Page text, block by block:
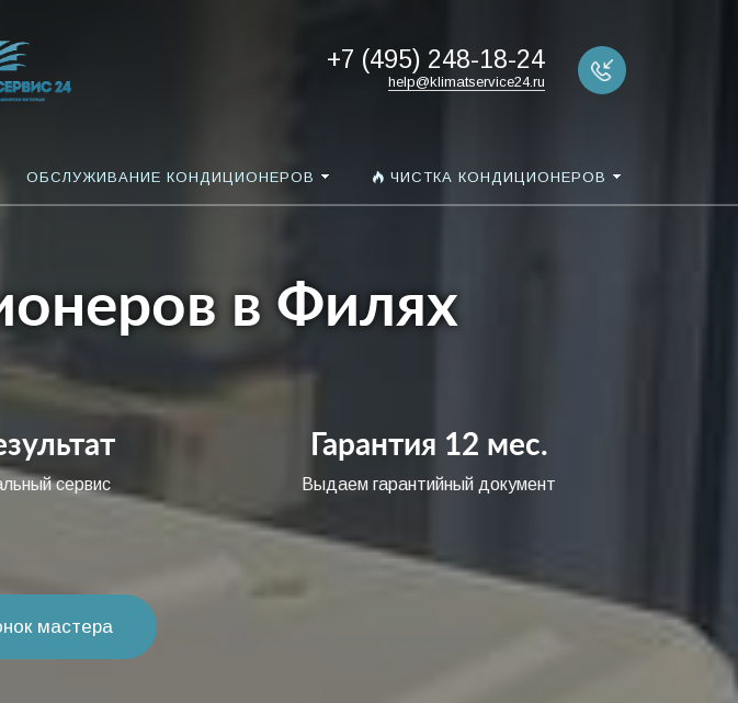
+7 (495) 248-18-24
help@klimatservice24.ru
ОБСЛУЖИВАНИЕ КОНДИЦИОНЕРОВ ЧИСТКА КОНДИЦИОНЕРОВ
в Филях
сервис
Гарантия 12 мес.
Выдаем гарантийный документ
мастера